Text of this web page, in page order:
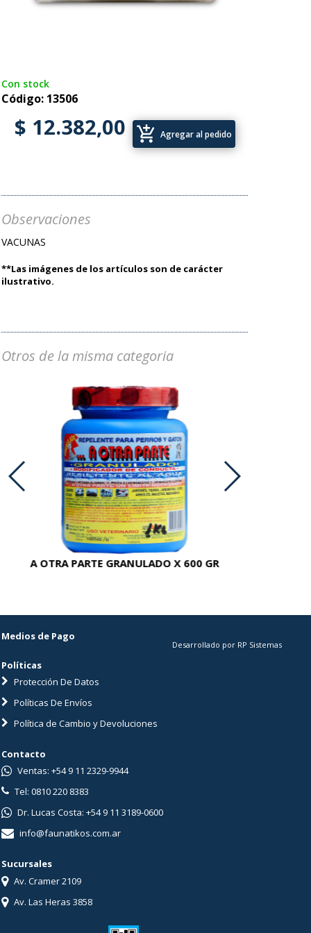
Con stock
Código: 13506
$ 12.382,00 add_shopping_cart Agregar al pedido
Observaciones
VACUNAS
**Las imágenes de los artículos son de carácter
ilustrativo.
Otros de la misma categoria
A OTRA PARTE GRANULADO X 600 GR
Medios de Pago
Políticas
Protección De Datos
Políticas De Envíos
Política de Cambio y Devoluciones
Desarrollado por RP Sistemas
Contacto
Ventas: +54 9 11 2329-9944
Tel: 0810 220 8383
Dr. Lucas Costa: +54 9 11 3189-0600
info@faunatikos.com.ar
Sucursales
Av. Cramer 2109
Av. Las Heras 3858